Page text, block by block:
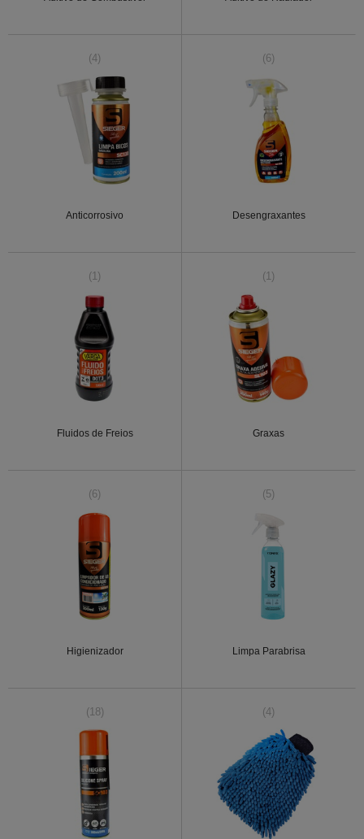
(4)
Anticorrosivo
(6)
Desengraxantes
(1)
Fluidos de Freios
(1)
Graxas
(6)
Higienizador
(5)
Limpa Parabrisa
(18) (4)